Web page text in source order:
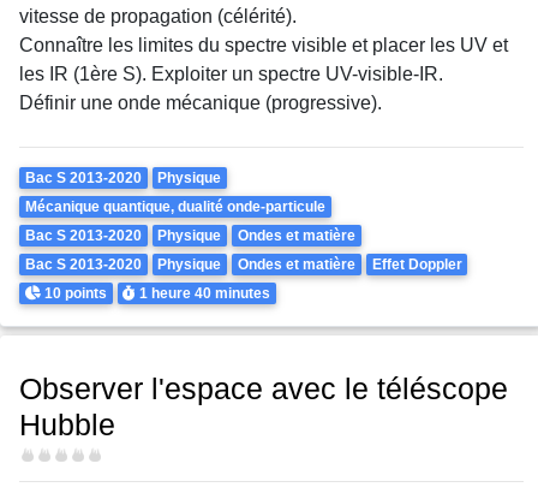
vitesse de propagation (célérité).
Connaître les limites du spectre visible et placer les UV et
les IR (1ère S). Exploiter un spectre UV-visible-IR.
Définir une onde mécanique (progressive).
Theme
Bac S 2013-2020
Physique
Mécanique quantique, dualité onde-particule
Bac S 2013-2020
Physique
Ondes et matière
Bac S 2013-2020
Physique Ondes et matière Effet Doppler
Points
10 points Durée
1 heure40 minutes
Observer l'espace avec le téléscope
Hubble
Difficulté